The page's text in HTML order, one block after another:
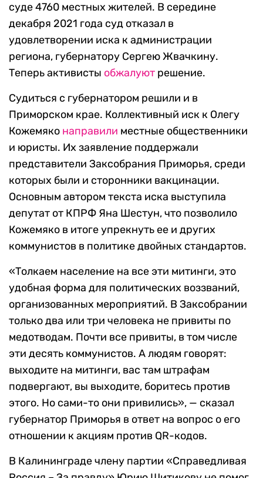
суде 4760 местных жителей. В середине
декабря 2021 года суд отказал в
удовлетворении иска к администрации
региона, губернатору Сергею Жвачкину.
Теперь активисты обжалуют решение.
Судиться с губернатором решили и в
Приморском крае. Коллективный иск к Олегу
Кожемяко направили местные общественники
и юристы. Их заявление поддержали
представители Заксобрания Приморья, среди
которых были и сторонники вакцинации.
Основным автором текста иска выступила
депутат от КПРФ Яна Шестун, что позволило
Кожемяко в итоге упрекнуть ее и других
коммунистов в политике двойных стандартов.
«‎Толкаем население на все эти митинги, это
удобная форма для политических воззваний,
организованных мероприятий. В Заксобрании
только два или три человека не привиты по
медотводам. Почти все привиты, в том числе
эти десять коммунистов. А людям говорят:
выходите на митинги, вас там штрафам
подвергают, вы выходите, боритесь против
этого. Но сами-то они привились», — сказал
губернатор Приморья в ответ на вопрос о его
отношении к акциям против QR-кодов.
В Калининграде члену партии «‎Справедливая